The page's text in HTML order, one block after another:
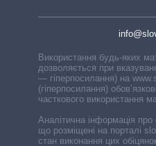
Використання будь-яких
дозволяється при
— гіперпосилання) на
(гіперпосилання)
часткового використання
Аналітична інформація про
що розміщені на порталі
стан виконання цих